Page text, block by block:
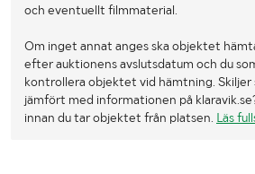
och eventuellt filmmaterial.
Om inget annat anges ska objektet
efter auktionens avslutsdatum och du
kontrollera objektet vid hämtning. Skiljer
jämfört med informationen på
innan du tar objektet från platsen. Läs